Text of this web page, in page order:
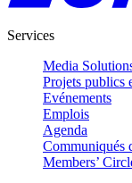
Services
Media
Projets publics
Evénements
Emplois
Agenda
Communiqués
Members’